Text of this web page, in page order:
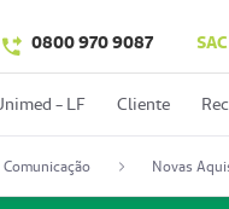
0800 970 9087 SAC
- LF Cliente
Comunicação Novas